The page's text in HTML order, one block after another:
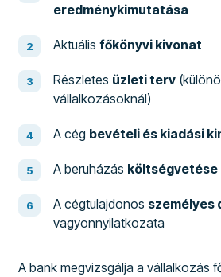
eredménykimutatása
Aktuálisfőkönyvi kivonat
Részletes üzleti terv
vállalkozásoknál)
A cég bevételi és kiadási
A beruházás költségvetése
A cégtulajdonos személyes
vagyonnyilatkozata
A bank megvizsgálja a vállalkozás